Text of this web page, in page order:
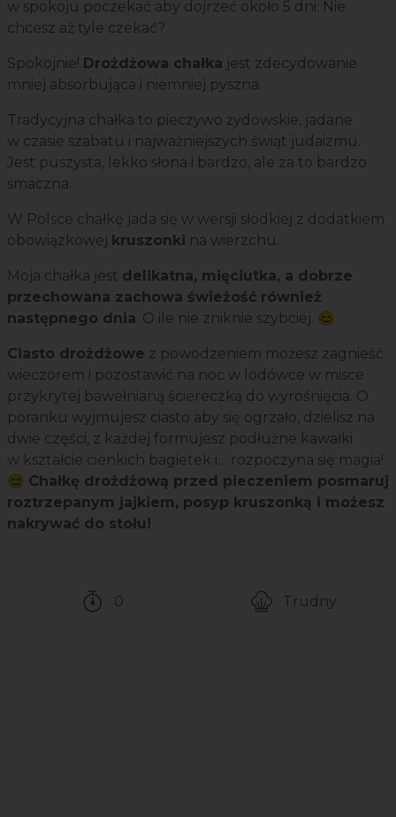
w spokoju poczekać aby dojrzeć około 5 dni. Nie
chcesz aż tyle czekać?
Spokojnie! Drożdżowa chałka jest zdecydowanie
mniej absorbująca i niemniej pyszna.
Tradycyjna chałka to pieczywo żydowskie, jadane
w czasie szabatu i najważniejszych świąt judaizmu.
Jest puszysta, lekko słona i bardzo, ale za to bardzo
smaczna.
W Polsce chałkę jada się w wersji słodkiej z dodatkiem
obowiązkowej kruszonki na wierzchu.
Moja chałka jest delikatna, mięciutka, a dobrze
przechowana zachowa świeżość również
następnego dnia. O ile nie zniknie szybciej. 😊
Ciasto drożdżowe z powodzeniem możesz zagnieść
wieczorem i pozostawić na noc w lodówce w misce
przykrytej bawełnianą ściereczką do wyrośnięcia. O
poranku wyjmujesz ciasto aby się ogrzało, dzielisz na
dwie części, z każdej formujesz podłużne kawałki
w kształcie cienkich bagietek i… rozpoczyna się magia!
😊 Chałkę drożdżową przed pieczeniem posmaruj
roztrzepanym jajkiem, posyp kruszonką i możesz
nakrywać do stołu!
0
Trudny